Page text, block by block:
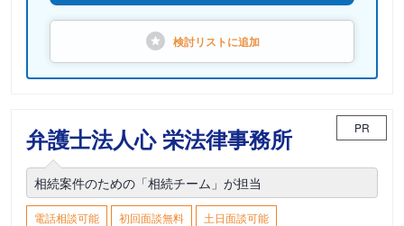
検討リストに追加
弁護士法人心 栄法律事務所 PR
相続案件のための「相続チーム」が担当
電話相談可能 初回面談無料
土日面談可能